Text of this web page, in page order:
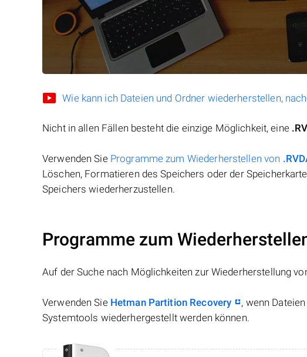
Wie kann ich Dateien und Ordner wiederherstellen,
Nicht in allen Fällen besteht die einzige Möglichkeit, eine
Verwenden Sie Programme zum Wiederherstellen von
Löschen, Formatieren des Speichers oder der
Speichers wiederherzustellen.
Programme zum
Auf der Suche nach Möglichkeiten zur Wiederherstellung
Verwenden Sie Hetman Partition Recovery
, wenn
Systemtools wiederhergestellt werden können.